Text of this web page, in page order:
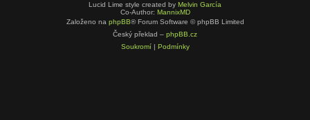
Lucid Lime style created by Melvin García
Co-Author: MannixMD
Založeno na phpBB® Forum Software © phpBB Limited
Český překlad – phpBB.cz
Soukromí| Podmínky